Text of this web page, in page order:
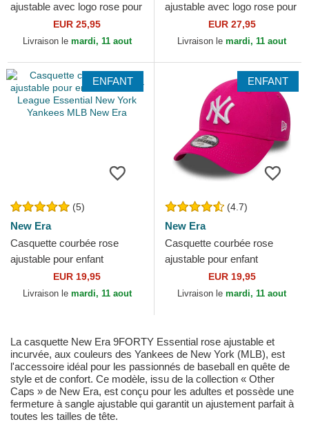
ajustable avec logo rose pour
femme 9FORTY League
Essential New York...
EUR 25,95
Livraison le mardi, 11 aout
ajustable avec logo rose pour
femme 9FORTY Metallic
Logo New York Yankees...
EUR 27,95
Livraison le mardi, 11 aout
ENFANT
(5)
New Era
Casquette courbée rose
ajustable pour enfant
9FORTY League Essential
New York Yankees MLB
EUR 19,95
Livraison le mardi, 11 aout
ENFANT
(4.7)
New Era
Casquette courbée rose
ajustable pour enfant
9FORTY Essential New York
Yankees MLB New Era
EUR 19,95
Livraison le mardi, 11 aout
La casquette New Era 9FORTY Essential rose ajustable et
incurvée, aux couleurs des Yankees de New York (MLB), est
l'accessoire idéal pour les passionnés de baseball en quête de
style et de confort. Ce modèle, issu de la collection « Other
Caps » de New Era, est conçu pour les adultes et possède une
fermeture à sangle ajustable qui garantit un ajustement parfait à
toutes les tailles de tête.